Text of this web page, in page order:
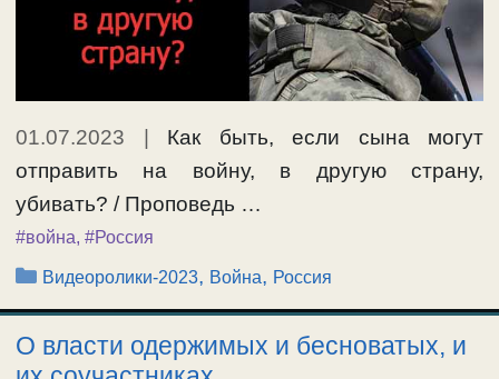
01.07.2023
Как быть, если сына могут
отправить на войну, в другую страну,
убивать? / Проповедь …
#война, #Россия
Рубрики
Видеоролики-2023, Война, Россия
О власти одержимых и бесноватых, и